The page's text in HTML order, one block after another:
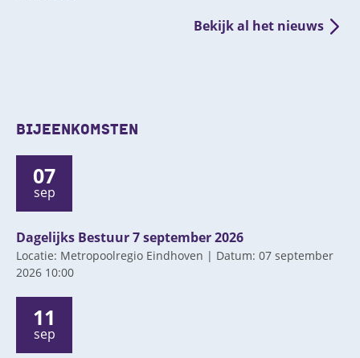
Bekijk al het nieuws
BIJEENKOMSTEN
07
sep
Dagelijks Bestuur 7 september 2026
Locatie: Metropoolregio Eindhoven | Datum: 07 september
2026 10:00
11
sep